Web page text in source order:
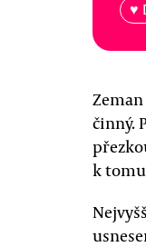
♥
činný.
k